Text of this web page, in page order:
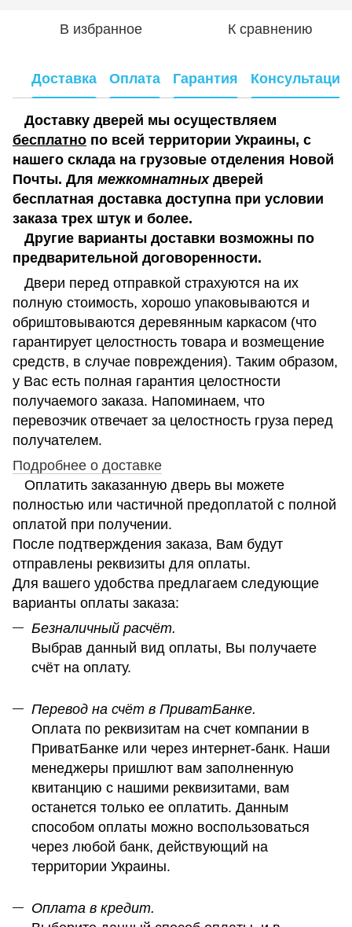
В избранное К сравнению
Доставка Оплата Гарантия Консультация
Доставку дверей мы осуществляем
бесплатно по всей территории Украины, с
нашего склада на грузовые отделения Новой
Почты. Для межкомнатныхдверей
бесплатная доставка доступна при условии
заказа трех штук и более.
Другие варианты доставки возможны по
предварительной договоренности.
Двери перед отправкой страхуются на их
полную стоимость, хорошо упаковываются и
обриштовываются деревянным каркасом (что
гарантирует целостность товара и возмещение
средств, в случае повреждения). Таким образом,
у Вас есть полная гарантия целостности
получаемого заказа. Напоминаем, что
перевозчик отвечает за целостность груза перед
получателем.
Подробнее о доставке
Оплатить заказанную дверь вы можете
полностью или частичной предоплатой с полной
оплатой при получении.
После подтверждения заказа, Вам будут
отправлены реквизиты для оплаты.
Для вашего удобства предлагаем следующие
варианты оплаты заказа:
Безналичный расчёт.
Выбрав данный вид оплаты, Вы получаете
счёт на оплату.
Перевод на счёт в ПриватБанке.
Оплата по реквизитам на счет компании в
ПриватБанке или через интернет-банк. Наши
менеджеры пришлют вам заполненную
квитанцию с нашими реквизитами, вам
останется только ее оплатить. Данным
способом оплаты можно воспользоваться
через любой банк, действующий на
территории Украины.
Оплата в кредит.